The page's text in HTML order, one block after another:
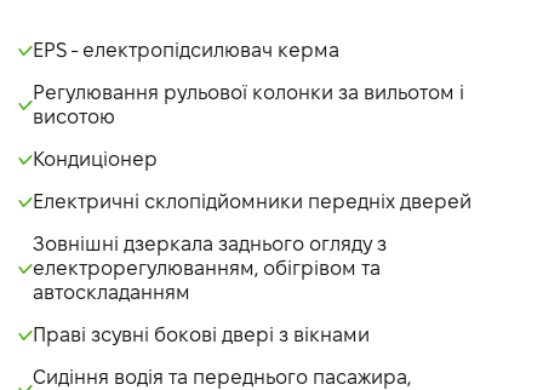
EPS - електропідсилювач керма
Регулювання рульової колонки за вильотом і
висотою
Кондиціонер
Електричні склопідйомники передніх дверей
Зовнішні дзеркала заднього огляду з
електрорегулюванням, обігрівом та
автоскладанням
Праві зсувні бокові двері з вікнами
Сидіння водія та переднього пасажира,